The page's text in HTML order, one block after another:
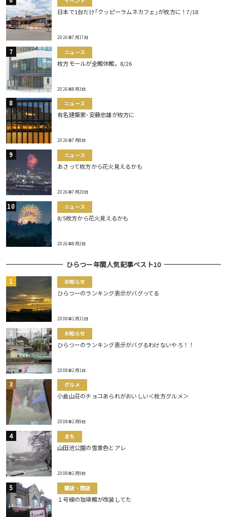
日本で1台だけ｢クッピーラムネカフェ｣が枚方に！7/18
2026年7月17日
ニュース
枚方モールが全館休館。8/26
2026年8月3日
ニュース
有名建築家･安藤忠雄が枚方に
2026年7月8日
ニュース
あさって枚方から花火見えるかも
2026年7月20日
ニュース
8/5枚方から花火見えるかも
2026年8月2日
ひらつー年間人気記事ベスト10
お知らせ
ひらつーのランキング表示がバグってる
2008年1月31日
お知らせ
ひらつーのランキング表示がバグるわけないやろ！！
2008年2月1日
グルメ
小倉山荘のチョコあられがおいしい＜枚方グルメ＞
2008年2月9日
まち
山田池公園の雪景色とアレ
2008年2月9日
開店・閉店
１号線の珈琲館が改装してた